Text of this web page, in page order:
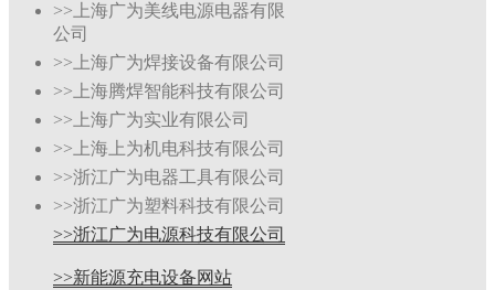
>>上海广为美线电源电器有限
公司
>>上海广为焊接设备有限公司
>>上海腾焊智能科技有限公司
>>上海广为实业有限公司
>>上海上为机电科技有限公司
>>浙江广为电器工具有限公司
>>浙江广为塑料科技有限公司
>>浙江广为电源科技有限公司
>>新能源充电设备网站